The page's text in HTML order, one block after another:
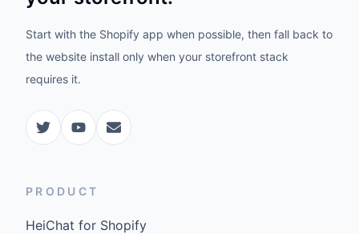
Start with the Shopify app when possible, then fall back to
the website install only when your storefront stack
requires it.
PRODUCT
HeiChat for Shopify